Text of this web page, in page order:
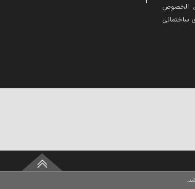
الخصوص
ساختمانی